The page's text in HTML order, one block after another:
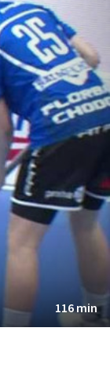
116 min